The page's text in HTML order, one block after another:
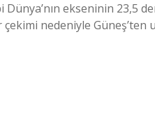
ekseninin 23,5
nedeniyle Güneş’ten